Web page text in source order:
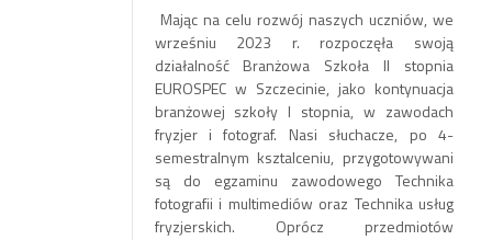
Mając na celu rozwój naszych uczniów, we
wrześniu 2023 r. rozpoczęła swoją
działalność Branżowa Szkoła II stopnia
EUROSPEC w Szczecinie, jako kontynuacja
branżowej szkoły I stopnia, w zawodach
fryzjer i fotograf. Nasi słuchacze, po 4-
semestralnym ksztalceniu, przygotowywani
są do egzaminu zawodowego Technika
fotografii i multimediów oraz Technika usług
fryzjerskich. Oprócz przedmiotów